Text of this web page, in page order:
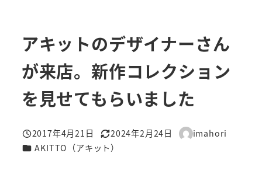
アキットのデザイナーさん
が来店。新作コレクション
を見せてもらいました
投稿日
2017年4月21日
更新日
2024年2月24日
著
imahori
カテゴリー
AKITTO（アキット）